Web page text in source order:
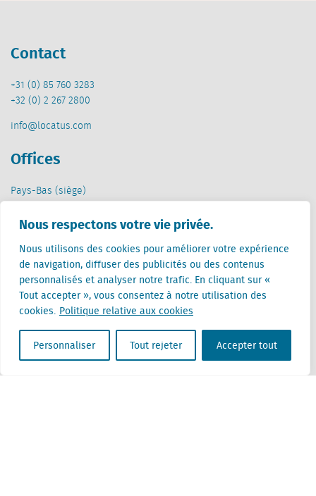
Nous respectons votre vie privée.
Nous utilisons des cookies pour améliorer votre expérience
de navigation, diffuser des publicités ou des contenus
personnalisés et analyser notre trafic. En cliquant sur «
Tout accepter », vous consentez à notre utilisation des
cookies. Politique relative aux cookies
Personnaliser Tout rejeter Accepter tout
Contact
+31 (0) 85 760 3283
+32 (0) 2 267 2800
info@locatus.com
Offices
Pays-Bas (siège)
Stationsplein 32
Belgique
Rue Cantersteen 47
1000 Bruxelles